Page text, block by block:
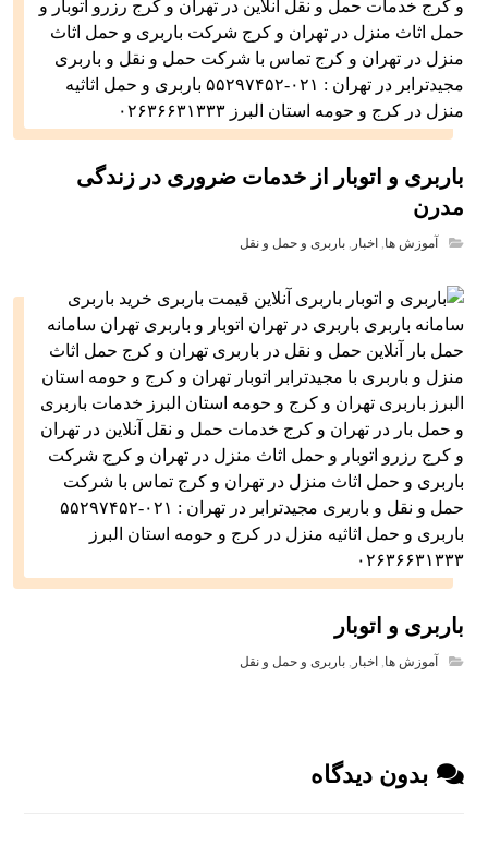
باربری و اتوبار از خدمات ضروری در زندگی
مدرن
آموزش ها, اخبار ,باربری و حمل و نقل
باربری و اتوبار
آموزش ها, اخبار ,باربری و حمل و نقل
بدون دیدگاه